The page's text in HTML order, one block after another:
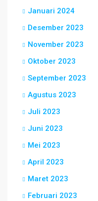
Januari 2024
Desember 2023
November 2023
Oktober 2023
September 2023
Agustus 2023
Juli 2023
Juni 2023
Mei 2023
April 2023
Maret 2023
Februari 2023